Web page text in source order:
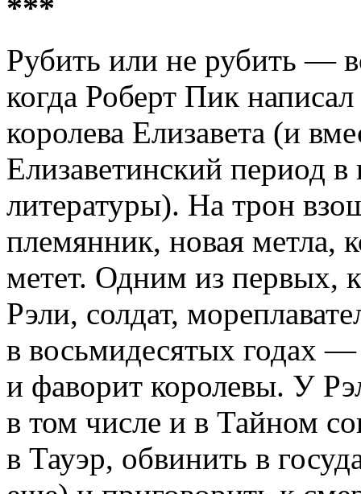
***
Рубить или не рубить —
когда Роберт Пик
королева Елизавета (и
Елизаветинский период в
литературы). На трон
племянник, новая метла,
метет. Одним из первых,
Рэли, солдат,
в восьмидесятых годах
и фаворит королевы. У
в том числе и в Тайном
в Тауэр, обвинить в